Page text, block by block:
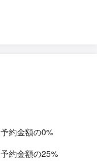
予約金額の0%
予約金額の25%